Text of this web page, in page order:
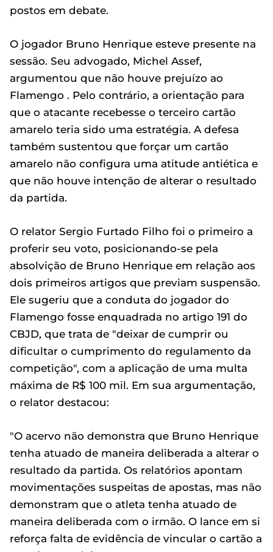
postos em debate.
O jogador Bruno Henrique esteve presente na
sessão. Seu advogado, Michel Assef,
argumentou que não houve prejuízo ao
Flamengo . Pelo contrário, a orientação para
que o atacante recebesse o terceiro cartão
amarelo teria sido uma estratégia. A defesa
também sustentou que forçar um cartão
amarelo não configura uma atitude antiética e
que não houve intenção de alterar o resultado
da partida.
O relator Sergio Furtado Filho foi o primeiro a
proferir seu voto, posicionando-se pela
absolvição de Bruno Henrique em relação aos
dois primeiros artigos que previam suspensão.
Ele sugeriu que a conduta do jogador do
Flamengo fosse enquadrada no artigo 191 do
CBJD, que trata de "deixar de cumprir ou
dificultar o cumprimento do regulamento da
competição", com a aplicação de uma multa
máxima de R$ 100 mil. Em sua argumentação,
o relator destacou:
"O acervo não demonstra que Bruno Henrique
tenha atuado de maneira deliberada a alterar o
resultado da partida. Os relatórios apontam
movimentações suspeitas de apostas, mas não
demonstram que o atleta tenha atuado de
maneira deliberada com o irmão. O lance em si
reforça falta de evidência de vincular o cartão a